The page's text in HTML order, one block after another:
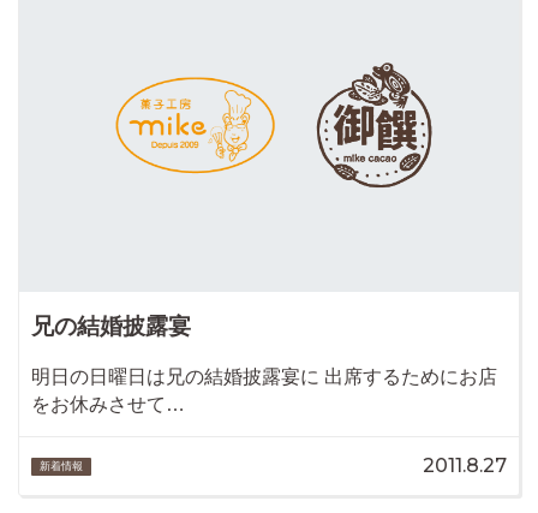
兄の結婚披露宴
明日の日曜日は兄の結婚披露宴に 出席するためにお店
をお休みさせて…
新着情報 2011.8.27